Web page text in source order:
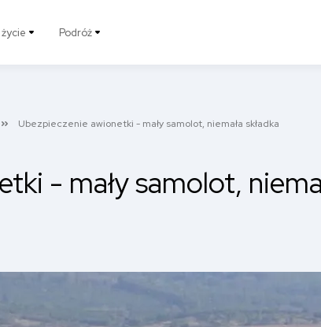
Podróż
Ubezpieczenie awionetki - mały samolot, niemała składka
- mały samolot,